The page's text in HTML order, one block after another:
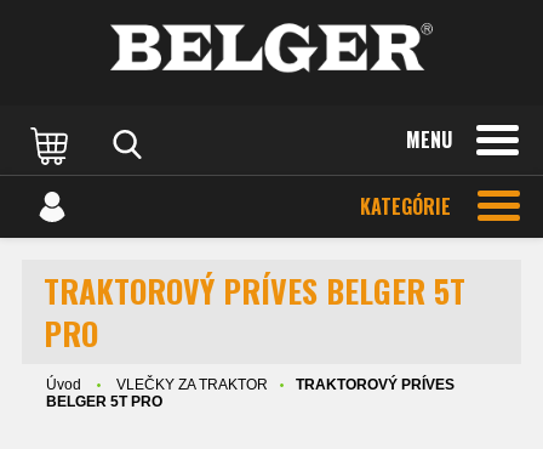
MENU
KATEGÓRIE
TRAKTOROVÝ PRÍVES BELGER 5T
PRO
Úvod VLEČKY ZA TRAKTOR
TRAKTOROVÝ PRÍVES
BELGER 5T PRO